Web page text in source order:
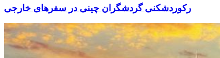
رکوردشکنی گردشگران چینی در سفرهای خارجی